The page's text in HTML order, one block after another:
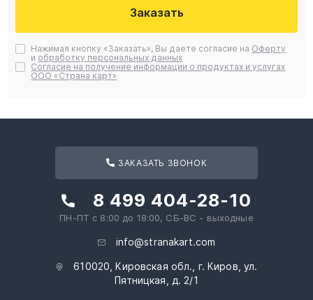
Заказать
Нажимая кнопку «Заказать», Вы даете согласие на Оферту
и обработку персональных данных
Согласие на получение информации о продуктах и услугах
ООО «Страна карт»
ЗАКАЗАТЬ ЗВОНОК
8 499 404-28-10
ПН-ПТ с 8:00 до 18:00, СБ-ВС - выходные
info@stranakart.com
610020, Кировская обл., г. Киров, ул.
Пятницкая, д. 2/1